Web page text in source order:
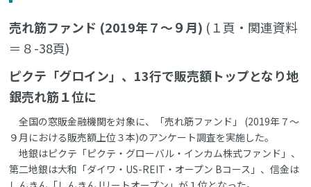
売れ筋ファンド (2019年７～９月) (１頁・関連資料
＝８-38頁)
ピクテ「グロイン」、13行で販売額トップとなり地
銀売れ筋１位に
全国の窓販金融機関を対象に、「売れ筋ファンド」 (2019年７～
９月における販売額上位３本)のアンケート調査を実施した。
地銀はピクテ「ピクテ・グローバル・インカム株式ファンド」、
第二地銀は大和「ダイワ・US-REIT・オープン Bコース」、信金は